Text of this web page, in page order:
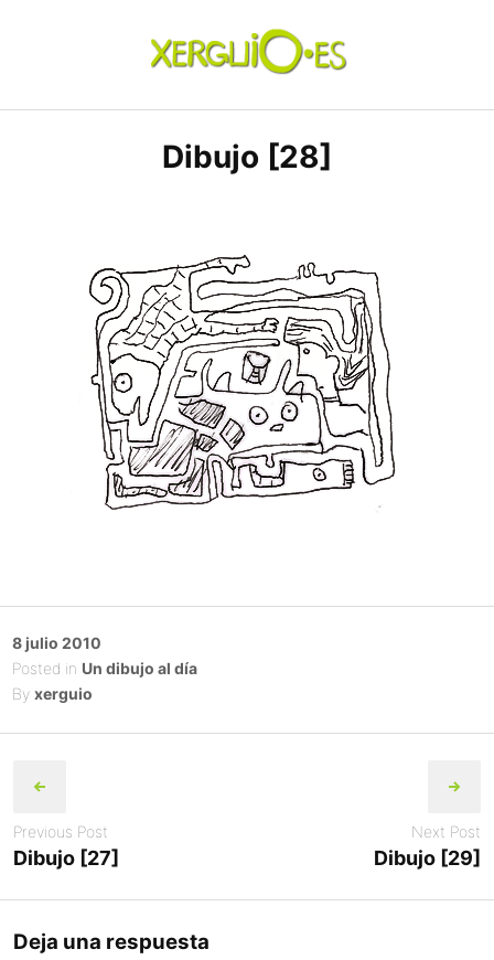
xerguio.ES | ilustración
Dibujo [28]
Posted
on
8 julio 2010
Posted in Un dibujo al día
By xerguio
navigation
Previous Post
Dibujo [27]
Next Post
Dibujo [29]
Deja una respuesta